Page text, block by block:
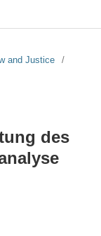
and Justice
/
des